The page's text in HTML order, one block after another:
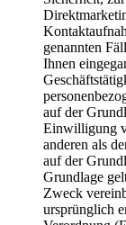
genannten
Ihnen
auf der
Einwilligung
anderen als
auf der
Grundlage
Zweck
ursprünglich